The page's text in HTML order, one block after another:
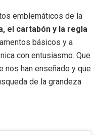
emblemáticos de la
el cartabón y la regla
básicos y a
con entusiasmo. Que
nos han enseñado y que
de la grandeza